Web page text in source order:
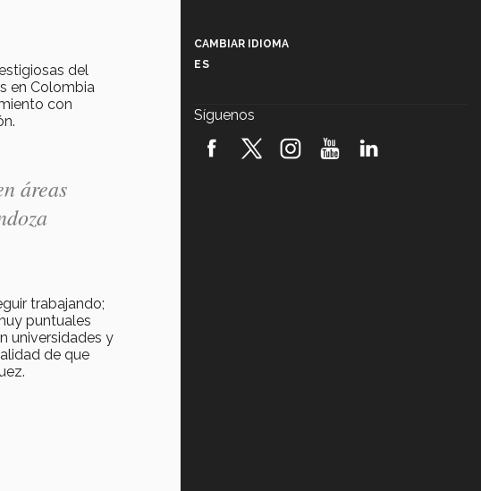
del
en Colombia
con
áreas
trabajando;
puntuales
universidades y
de que
robótica FIRST 2026! (video)
CAMBIAR IDIOMA
ES
Síguenos